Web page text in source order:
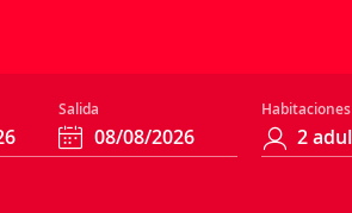
Salida Habitaciones